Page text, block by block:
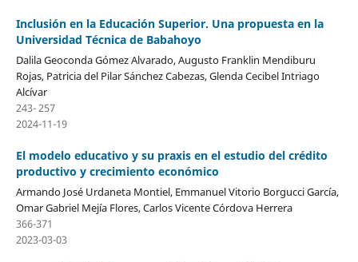
Inclusión en la Educación Superior. Una propuesta en la
Universidad Técnica de Babahoyo
Dalila Geoconda Gómez Alvarado, Augusto Franklin Mendiburu
Rojas, Patricia del Pilar Sánchez Cabezas, Glenda Cecibel Intriago
Alcívar
243- 257
2024-11-19
El modelo educativo y su praxis en el estudio del crédito
productivo y crecimiento económico
Armando José Urdaneta Montiel, Emmanuel Vitorio Borgucci García,
Omar Gabriel Mejía Flores, Carlos Vicente Córdova Herrera
366-371
2023-03-03